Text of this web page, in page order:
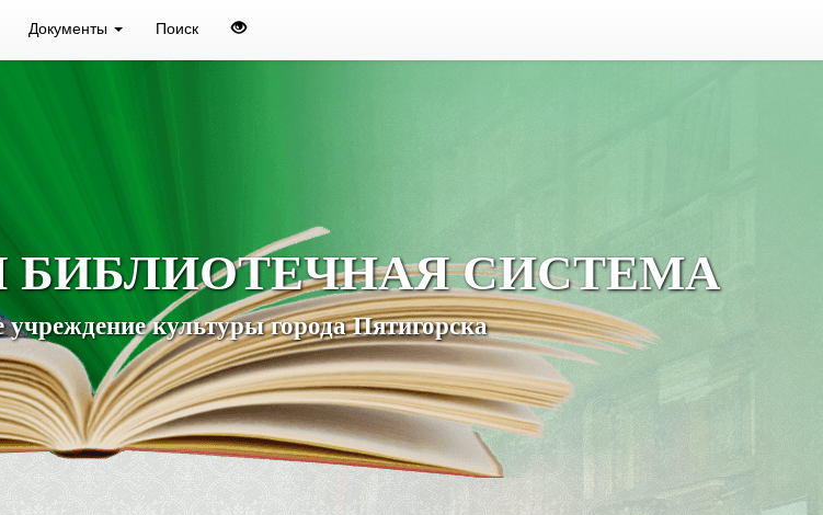
Документы Поиск
БИБЛИОТЕЧНАЯ СИСТЕМА
культуры города Пятигорска